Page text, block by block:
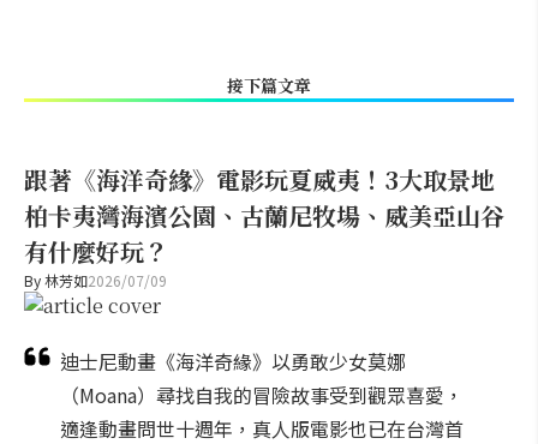
接下篇文章
跟著《海洋奇緣》電影玩夏威夷！3大取景地
柏卡夷灣海濱公園、古蘭尼牧場、威美亞山谷
有什麼好玩？
By林芳如2026/07/09
迪士尼動畫《海洋奇緣》以勇敢少女莫娜
（Moana）尋找自我的冒險故事受到觀眾喜愛，
適逢動畫問世十週年，真人版電影也已在台灣首